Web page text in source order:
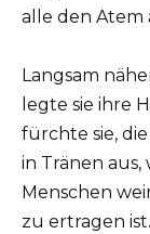
alle den Atem
Langsam
legte sie ihre
fürchte sie,
in Tränen
Menschen
zu ertragen ist.